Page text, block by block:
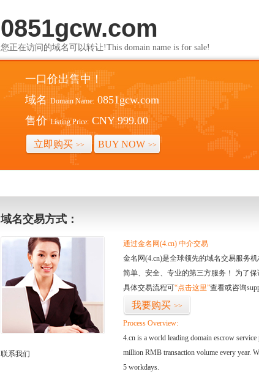
0851gcw.com
您正在访问的域名可以转让!This domain name is for sale!
一口价出售中！
域名 Domain Name: 0851gcw.com
售价 Listing Price: CNY 999.00
立即购买 >> BUY NOW >>
域名交易方式：
联系我们
通过金名网(4.cn) 中介交易
金名网(4.cn)是全球领先的域名交易服务
简单、安全、专业的第三方服务！ 为了
具体交易流程可“点击这里”查看或咨询
我要购买 >>
Process Overview:
4.cn is a world leading domain escrow
million RMB transaction volume every year.
5 workdays.